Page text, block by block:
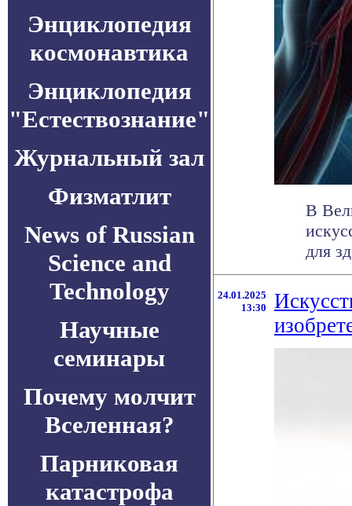
Энциклопедия
космонавтика
Энциклопедия
"Естествознание"
Журнальный зал
Физматлит
News of Russian
Science and
Technology
Научные
семинары
Почему молчит
Вселенная?
Парниковая
катастрофа
В
для
24.01.2025
13:30